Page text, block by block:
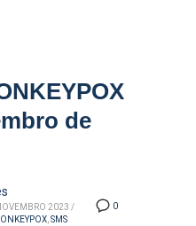
de
0
2023 /
SMS